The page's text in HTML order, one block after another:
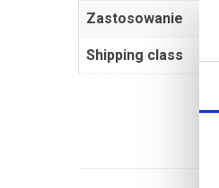
Zastosowanie
Shipping class